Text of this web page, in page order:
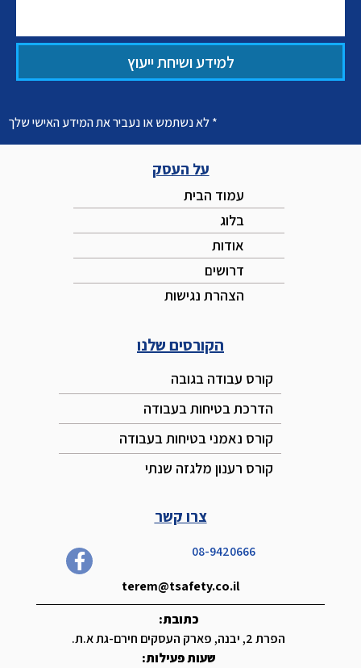
למידע ושיחת ייעוץ
* לא נשתמש או נעביר את המידע האישי שלך
על העסק
עמוד הבית
בלוג
אודות
דרושים
הצהרת נגישות
הקורסים שלנו
קורס עבודה בגובה
הדרכת בטיחות בעבודה
קורס נאמני בטיחות בעבודה
קורס רענון מלגזה שנתי
צרו קשר
08-9420666
terem@tsafety.co.il
כתובת:
הפרת 2, יבנה, פארק העסקים חירם-גת א.ת.
שעות פעילות: